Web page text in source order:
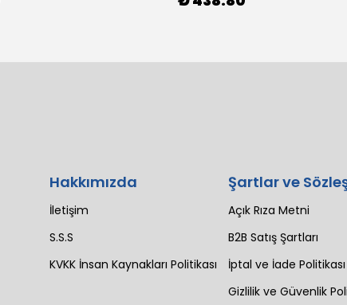
Hakkımızda
İletişim
S.S.S
KVKK İnsan Kaynakları Politikası
Şartlar ve
Açık Rıza Metni
B2B Satış Şartları
İptal ve İade Politikası
Gizlilik ve Güvenlik